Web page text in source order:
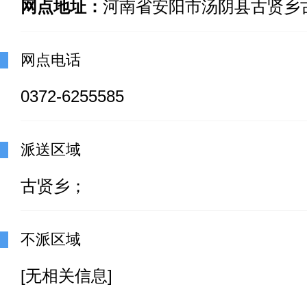
网点地址： 河南省安阳市汤阴县古贤乡
网点电话
0372-6255585
派送区域
古贤乡；
不派区域
[无相关信息]